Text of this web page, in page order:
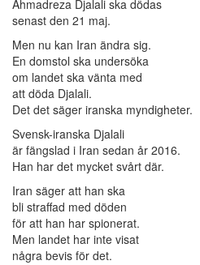
Ahmadreza Djalali ska dödas
senast den 21 maj.
Men nu kan Iran ändra sig.
En domstol ska undersöka
om landet ska vänta med
att döda Djalali.
Det det säger iranska myndigheter.
Svensk-iranska Djalali
är fängslad i Iran sedan år 2016.
Han har det mycket svårt där.
Iran säger att han ska
bli straffad med döden
för att han har spionerat.
Men landet har inte visat
några bevis för det.